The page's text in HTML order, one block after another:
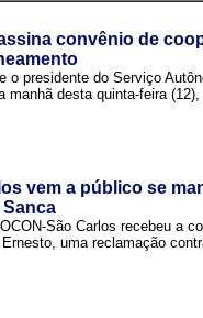
convênio de
o presidente do Serviço
manhã desta quinta-feira
vem a público se
São Carlos recebeu a
uma reclamação